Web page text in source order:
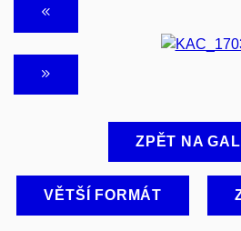
ZPĚT NA
VĚTŠÍ FORMÁT